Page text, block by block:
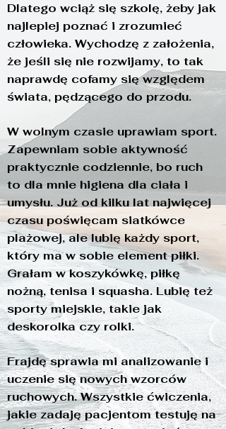
Dlatego wciąż się szkolę, żeby jak
najlepiej poznać i zrozumieć
człowieka. Wychodzę z założenia,
że jeśli się nie rozwijamy, to tak
naprawdę cofamy się względem
świata, pędzącego do przodu.
W wolnym czasie uprawiam sport.
Zapewniam sobie aktywność
praktycznie codziennie, bo ruch
to dla mnie higiena dla ciała i
umysłu. Już od kilku lat najwięcej
czasu poświęcam siatkówce
plażowej, ale lubię każdy sport,
który ma w sobie element piłki.
Grałam w koszykówkę, piłkę
nożną, tenisa i squasha. Lubię też
sporty miejskie, takie jak
deskorolka czy rolki.
Frajdę sprawia mi analizowanie i
uczenie się nowych wzorców
ruchowych. Wszystkie ćwiczenia,
jakie zadaję pacjentom testuję na